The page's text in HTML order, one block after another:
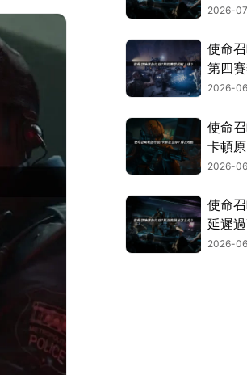
優化完
2026-
使命
第四
透過
2026-
使命
卡頓
巧完整
2026-
使命
延遲
器幫
2026-